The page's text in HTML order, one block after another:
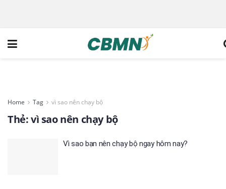
Home Tag vì sao nên chạy bộ
Thẻ:vì sao nên chạy bộ
Vì sao bạn nên chạy bộ ngay hôm nay?